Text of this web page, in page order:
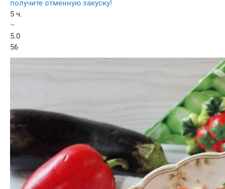
получите отменную закуску!
5 ч.
–
5.0
56